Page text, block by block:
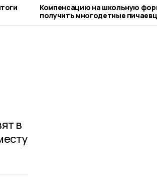
Компенсацию на школьную
получить многодетные
в